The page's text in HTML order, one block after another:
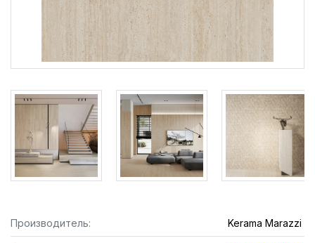
Производитель: Kerama Marazzi